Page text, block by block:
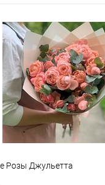
Розы Джульетта